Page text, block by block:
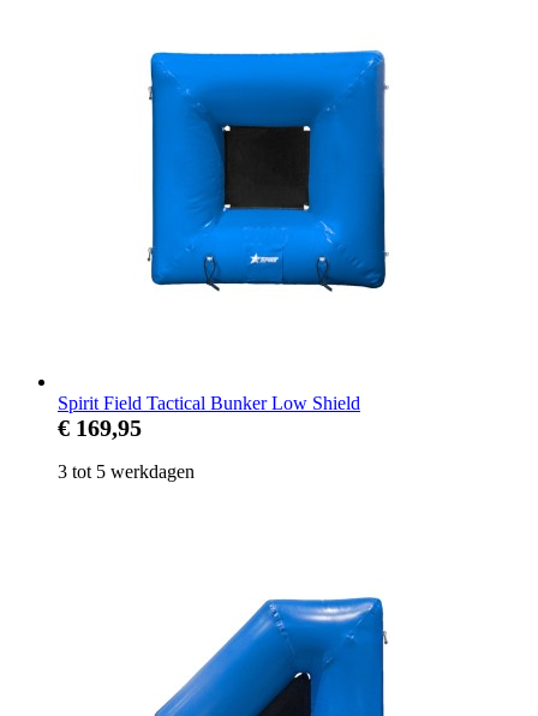
Spirit Field Tactical Bunker Low Shield
€ 169,95
3 tot 5 werkdagen